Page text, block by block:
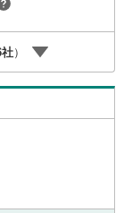
案内・詳細な資料
問い合わせも常
合わせください。
社）